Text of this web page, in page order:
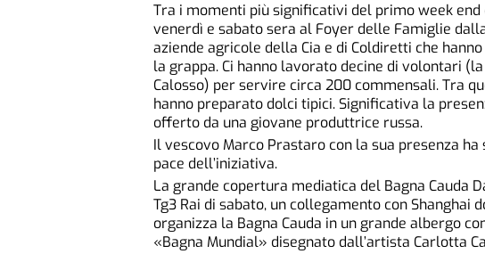
Tra i momenti più significativi del primo week end
venerdì e sabato sera al Foyer delle Famiglie
aziende agricole della Cia e di Coldiretti che
la grappa. Ci hanno lavorato decine di volontari
Calosso) per servire circa 200 commensali. Tra
hanno preparato dolci tipici. Significativa la
offerto da una giovane produttrice russa.
Il vescovo Marco Prastaro con la sua presenza
pace dell’iniziativa.
La grande copertura mediatica del Bagna Cauda
Tg3 Rai di sabato, un collegamento con Shanghai
organizza la Bagna Cauda in un grande albergo
«Bagna Mundial» disegnato dall’artista Carlotta